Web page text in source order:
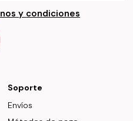
y condiciones
Soporte
Envíos